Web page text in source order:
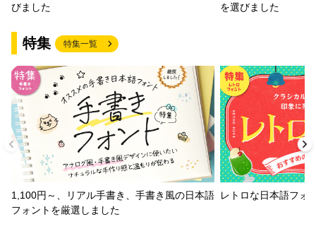
びました
を選びました
特集 特集一覧
1,100円～、リアル手書き、手書き風の日本語
フォントを厳選しました
レトロな日本語フォ